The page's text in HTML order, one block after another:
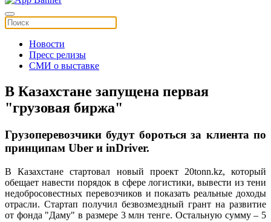
Новости
Пресс релизы
СМИ о выставке
В Казахстане запущена первая
"грузовая биржа"
Грузоперевозчики будут бороться за клиента по
принципам Uber и inDriver.
В Казахстане стартовал новый проект 20tonn.kz, который
обещает навести порядок в сфере логистики, вывести из тени
недобросовестных перевозчиков и показать реальные доходы
отрасли. Стартап получил безвозмездный грант на развитие
от фонда "Даму" в размере 3 млн тенге. Остальную сумму – 5